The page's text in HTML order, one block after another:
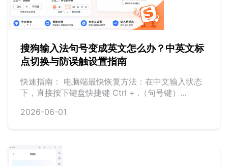
搜狗输入法句号变成英文怎么办？中英文标
点切换与防误触设置指南
快速指南： 电脑端最快恢复方法：在中文输入状态
下，直接按下键盘快捷键 Ctrl + .（句号键）...
2026-06-01